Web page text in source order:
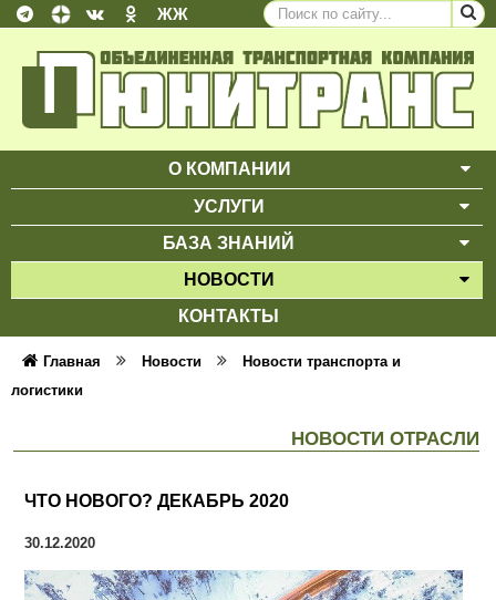
ЖЖ
О КОМПАНИИ
УСЛУГИ
БАЗА ЗНАНИЙ
НОВОСТИ
КОНТАКТЫ
Главная Новости
Новости транспорта и
логистики
НОВОСТИ ОТРАСЛИ
ЧТО НОВОГО? ДЕКАБРЬ 2020
30.12.2020